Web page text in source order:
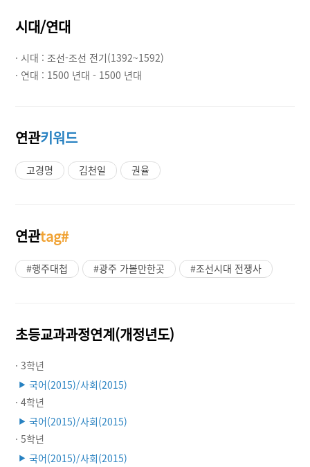
시대/연대
· 시대 :조선-조선 전기(1392~1592)
· 연대 : 1500 년대 - 1500 년대
연관키워드
고경명 김천일 권율
연관tag#
#행주대첩 #광주 가볼만한곳 #조선시대 전쟁사
초등교과과정연계(개정년도)
· 3학년
▶ 국어(2015)/사회(2015)
· 4학년
▶ 국어(2015)/사회(2015)
· 5학년
▶ 국어(2015)/사회(2015)